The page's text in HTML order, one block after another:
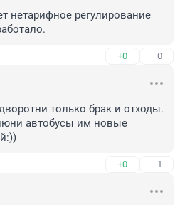
нетарифное регулирование
+0 –0
только брак и отходы.
автобусы им новые
+0 –1